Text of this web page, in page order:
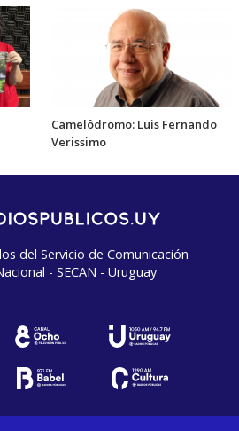
Camelôdromo: Luis Fernando
Verissimo
del Servicio de Comunicación
- SECAN - Uruguay